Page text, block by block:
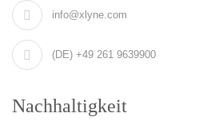
info@xlyne.com
(DE) +49 261 9639900
Nachhaltigkeit